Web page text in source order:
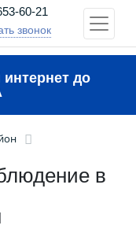
60-21
звонок
до
в